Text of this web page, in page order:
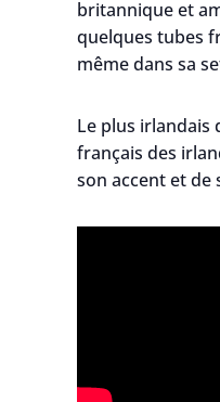
britannique et
quelques tubes
même dans sa
Le plus irlandais
français des
son accent et de